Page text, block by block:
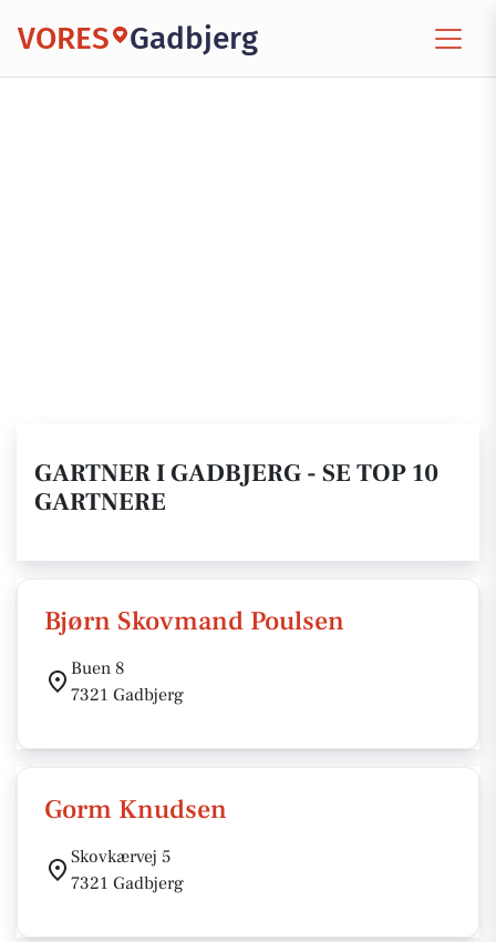
VORES Gadbjerg
GARTNER I GADBJERG - SE TOP 10
GARTNERE
Bjørn Skovmand Poulsen
Buen 8
7321 Gadbjerg
Gorm Knudsen
Skovkærvej 5
7321 Gadbjerg